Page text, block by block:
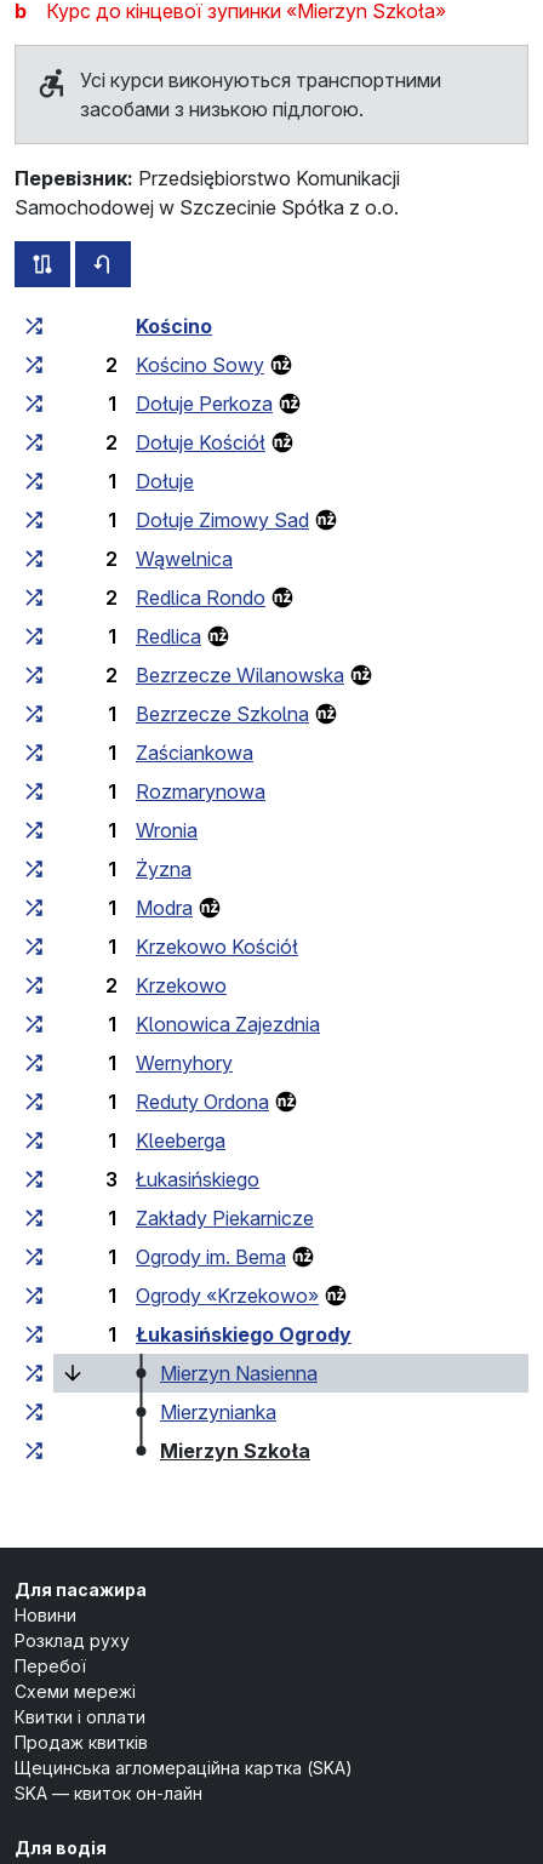
b
Курс до кінцевої зупинки «Mierzyn Szkoła»
Усі курси виконуються транспортними
засобами з низькою підлогою.
Перевізник: Przedsiębiorstwo Komunikacji
Samochodowej w Szczecinie Spółka z o.o.
всі схеми цього маршруту
Загальний час у дорозі
Kościno
2
Kościno Sowy
1
Dołuje Perkoza
2
Dołuje Kościół
1
Dołuje
1
Dołuje Zimowy Sad
2
Wąwelnica
2
Redlica Rondo
1
Redlica
2
Bezrzecze Wilanowska
1
Bezrzecze Szkolna
1
Zaściankowa
1
Rozmarynowa
1
Wronia
1
Żyzna
1
Modra
1
Krzekowo Kościół
2
Krzekowo
1
Klonowica Zajezdnia
1
Wernyhory
1
Reduty Ordona
1
Kleeberga
3
Łukasińskiego
1
Zakłady Piekarnicze
1
Ogrody im. Bema
1
Ogrody «Krzekowo»
1
Łukasińskiego Ogrody
Mierzyn Nasienna
Mierzynianka
Mierzyn Szkoła
Для пасажира
Новини
Розклад руху
Перебої
Схеми мережі
Квитки і оплати
Продаж квитків
Щецинська агломераційна картка (SKA)
SKA — квиток он-лайн
Для водія